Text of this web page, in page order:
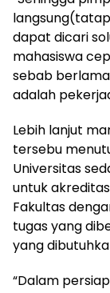
dapat dicari
mahasiswa
sebab
adalah
Lebih lanjut
tersebu
Universitas
untuk
Fakultas
tugas yang
yang
“Dalam